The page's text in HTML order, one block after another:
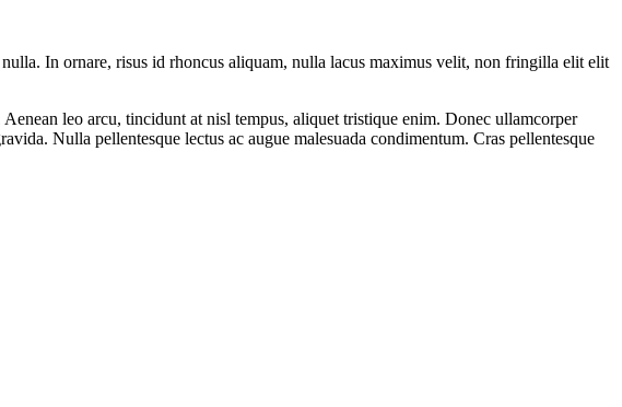
In ornare, risus id rhoncus aliquam, nulla lacus maximus velit, non fringilla elit elit
leo arcu, tincidunt at nisl tempus, aliquet tristique enim. Donec ullamcorper
Nulla pellentesque lectus ac augue malesuada condimentum. Cras pellentesque